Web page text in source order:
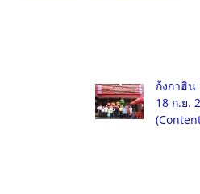
ก้งกาฮิน
18 ก.ย.